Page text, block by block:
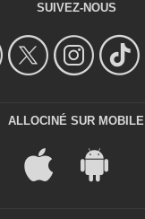
SUIVEZ-NOUS
ALLOCINÉ SUR MOBILE